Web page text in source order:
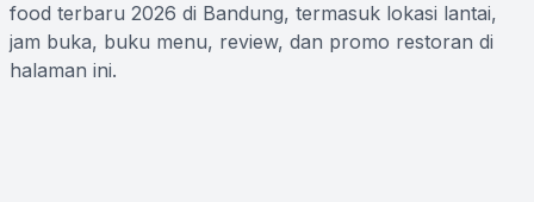
food terbaru 2026 di Bandung, termasuk lokasi lantai,
jam buka, buku menu, review, dan promo restoran di
halaman ini.